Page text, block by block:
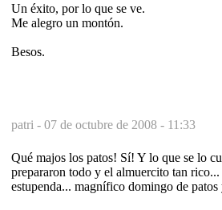
Un éxito, por lo que se ve.
Me alegro un montón.
Besos.
patri - 07 de octubre de 2008 - 11:33
Qué majos los patos! Sí! Y lo que se lo
prepararon todo y el almuercito tan
estupenda... magnífico domingo de patos